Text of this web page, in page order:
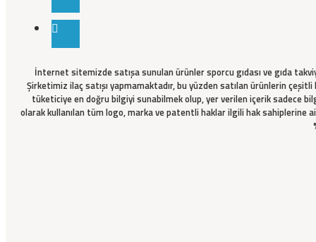
İnternet sitemizde satışa sunulan ürünler sporcu gıdası ve gıda
Şirketimiz ilaç satışı yapmamaktadır, bu yüzden satılan ürünlerin
tüketiciye en doğru bilgiyi sunabilmek olup, yer verilen içerik sadece
olarak kullanılan tüm logo, marka ve patentli haklar ilgili hak sahiplerine